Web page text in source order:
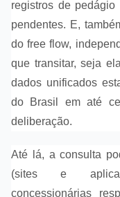
registros de
pendentes. E,
do free flow,
que transitar, seja
dados unificados
do Brasil em até
deliberação.
Até lá, a consulta
(sites e
concessionárias